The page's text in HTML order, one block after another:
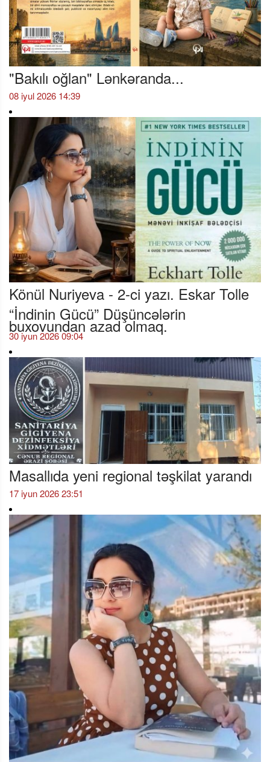
"Bakılı oğlan" Lənkəranda...
08 iyul 2026 14:39
Könül Nuriyeva - 2-ci yazı. Eskar Tolle
“İndinin Gücü” Düşüncələrin
buxovundan azad olmaq.
30 iyun 2026 09:04
Masallıda yeni regional təşkilat yarandı
17 iyun 2026 23:51